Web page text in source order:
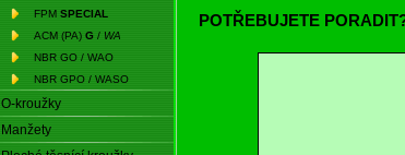
FPM SPECIAL
ACM (PA) G / WA
NBR GO / WAO
NBR GPO / WASO
O-kroužky
Manžety
POTŘEBUJETE